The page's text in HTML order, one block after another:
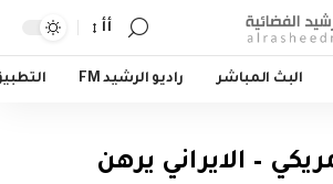
أأ
البث المباشر راديو الرشيد FM
– الايراني يرهن